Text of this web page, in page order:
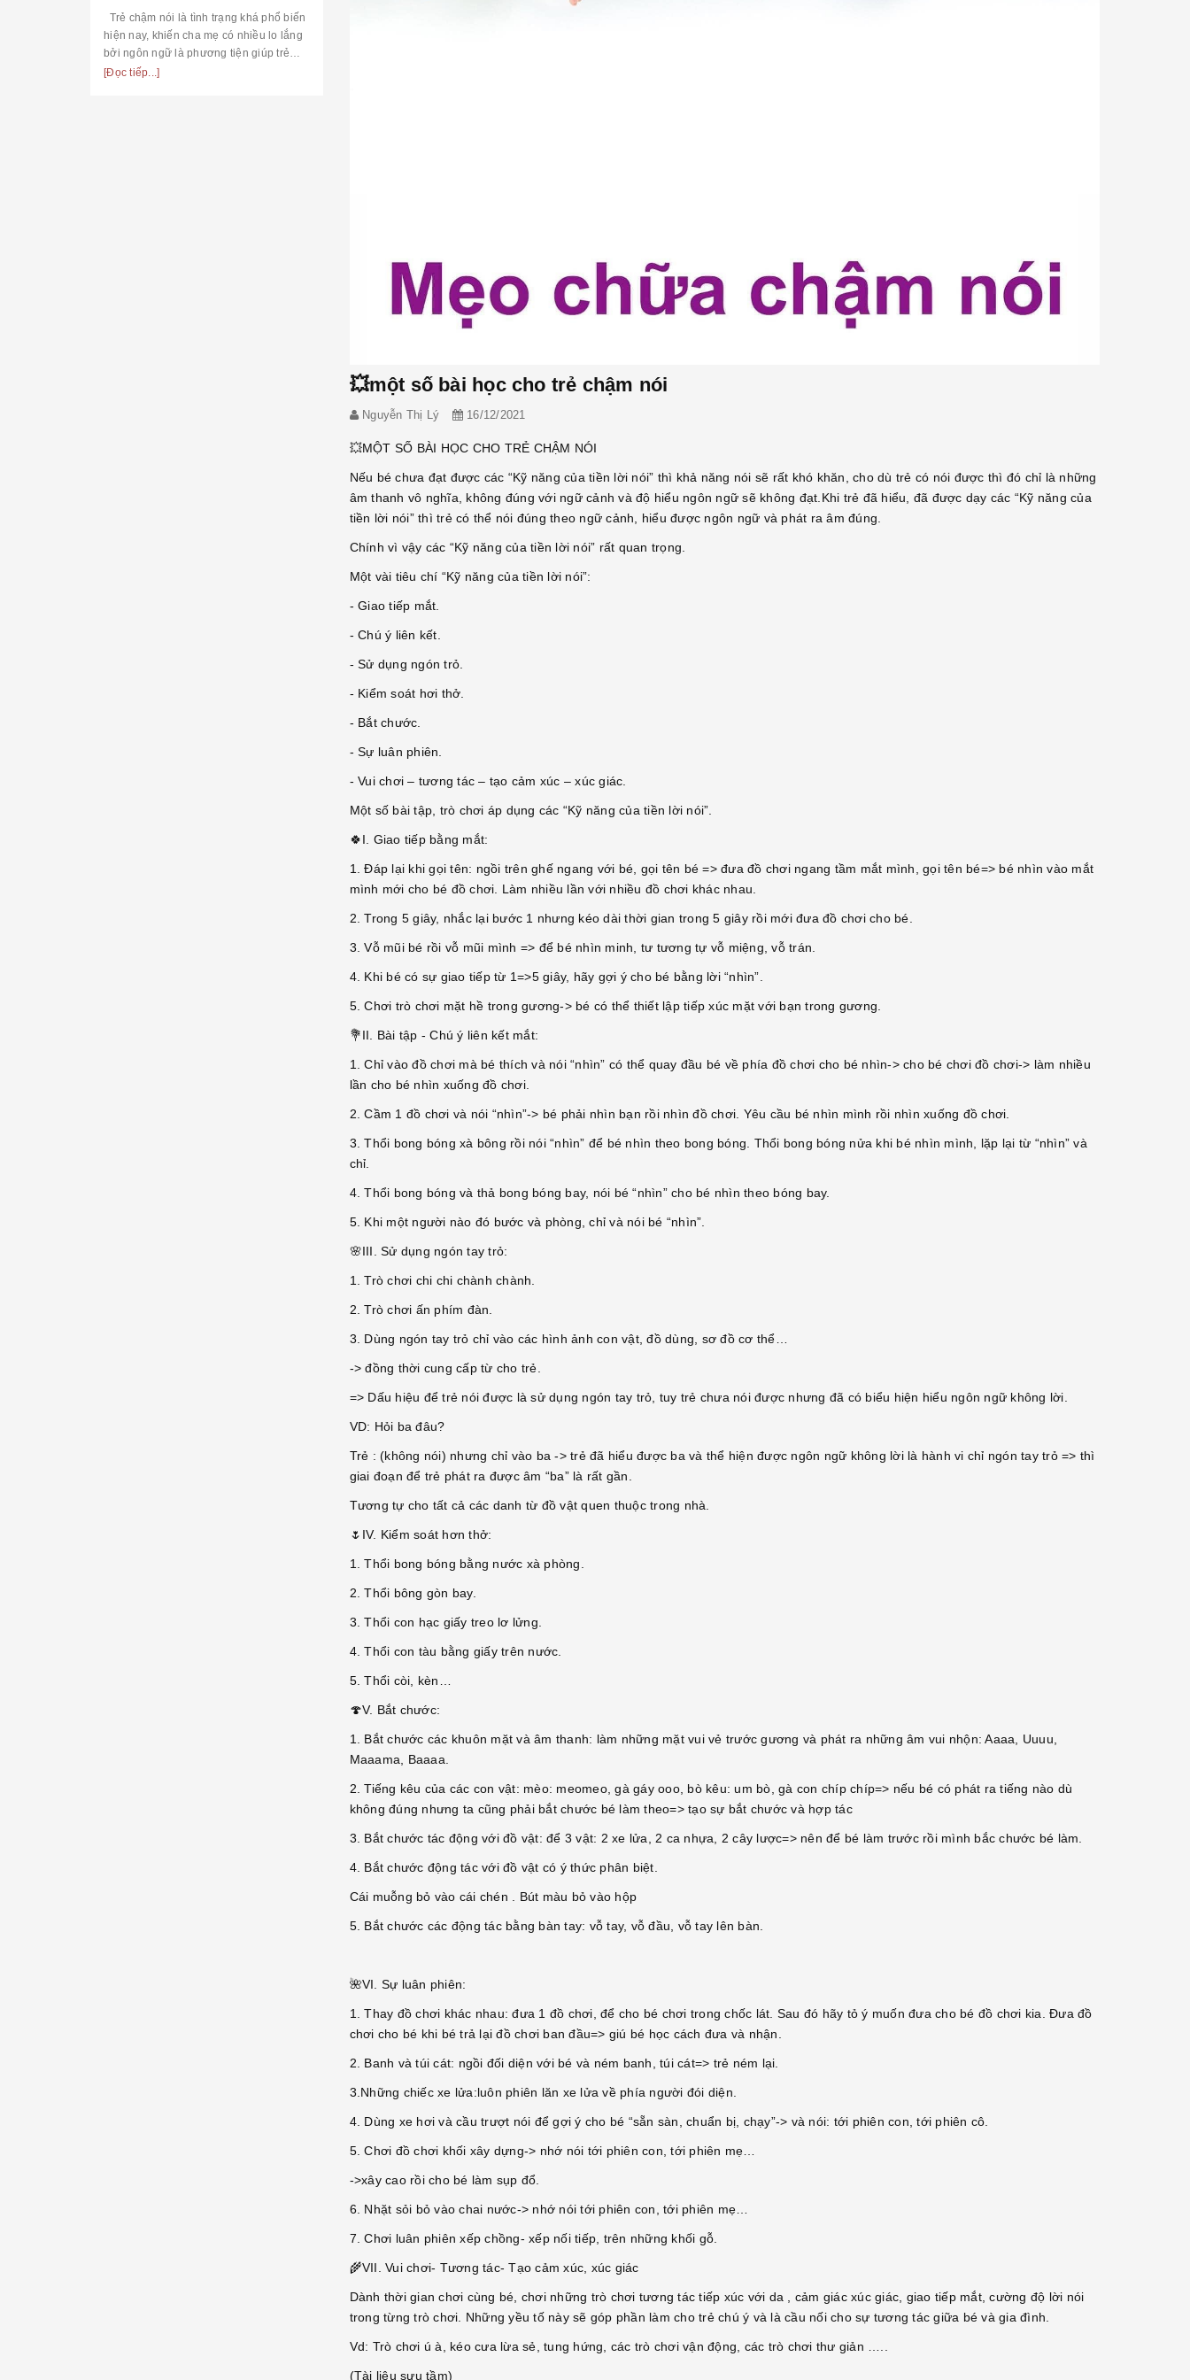
💥một số bài học cho trẻ chậm nói
Nguyễn Thị Lý 16/12/2021
💥MỘT SỐ BÀI HỌC CHO TRẺ CHẬM NÓI
Nếu bé chưa đạt được các “Kỹ năng của tiền lời nói” thì khả năng nói sẽ rất khó khăn, cho dù trẻ có nói được thì đó chỉ là những
âm thanh vô nghĩa, không đúng với ngữ cảnh và độ hiểu ngôn ngữ sẽ không đạt.Khi trẻ đã hiểu, đã được dạy các “Kỹ năng của
tiền lời nói” thì trẻ có thể nói đúng theo ngữ cảnh, hiểu được ngôn ngữ và phát ra âm đúng.
Chính vì vậy các “Kỹ năng của tiền lời nói” rất quan trọng.
Một vài tiêu chí “Kỹ năng của tiền lời nói”:
- Giao tiếp mắt.
- Chú ý liên kết.
- Sử dụng ngón trỏ.
- Kiểm soát hơi thở.
- Bắt chước.
- Sự luân phiên.
- Vui chơi – tương tác – tạo cảm xúc – xúc giác.
Một số bài tập, trò chơi áp dụng các “Kỹ năng của tiền lời nói”.
🍀I. Giao tiếp bằng mắt:
1. Đáp lại khi gọi tên: ngồi trên ghế ngang với bé, gọi tên bé => đưa đồ chơi ngang tầm mắt mình, gọi tên bé=> bé nhìn vào mắt
mình mới cho bé đồ chơi. Làm nhiều lần với nhiều đồ chơi khác nhau.
2. Trong 5 giây, nhắc lại bước 1 nhưng kéo dài thời gian trong 5 giây rồi mới đưa đồ chơi cho bé.
3. Vỗ mũi bé rồi vỗ mũi mình => để bé nhìn minh, tư tương tự vỗ miệng, vỗ trán.
4. Khi bé có sự giao tiếp từ 1=>5 giây, hãy gợi ý cho bé bằng lời “nhìn”.
5. Chơi trò chơi mặt hề trong gương-> bé có thể thiết lập tiếp xúc mặt với bạn trong gương.
💐II. Bài tập - Chú ý liên kết mắt:
1. Chỉ vào đồ chơi mà bé thích và nói “nhìn” có thể quay đầu bé về phía đồ chơi cho bé nhìn-> cho bé chơi đồ chơi-> làm nhiều
lần cho bé nhìn xuống đồ chơi.
2. Cầm 1 đồ chơi và nói “nhìn”-> bé phải nhìn bạn rồi nhìn đồ chơi. Yêu cầu bé nhìn mình rồi nhìn xuống đồ chơi.
3. Thổi bong bóng xà bông rồi nói “nhìn” để bé nhìn theo bong bóng. Thổi bong bóng nửa khi bé nhìn mình, lặp lại từ “nhìn” và
chỉ.
4. Thổi bong bóng và thả bong bóng bay, nói bé “nhìn” cho bé nhìn theo bóng bay.
5. Khi một người nào đó bước và phòng, chỉ và nói bé “nhìn”.
🌸III. Sử dụng ngón tay trỏ:
1. Trò chơi chi chi chành chành.
2. Trò chơi ấn phím đàn.
3. Dùng ngón tay trỏ chỉ vào các hình ảnh con vật, đồ dùng, sơ đồ cơ thể…
-> đồng thời cung cấp từ cho trẻ.
=> Dấu hiệu để trẻ nói được là sử dụng ngón tay trỏ, tuy trẻ chưa nói được nhưng đã có biểu hiện hiểu ngôn ngữ không lời.
VD: Hỏi ba đâu?
Trẻ : (không nói) nhưng chỉ vào ba -> trẻ đã hiểu được ba và thể hiện được ngôn ngữ không lời là hành vi chỉ ngón tay trỏ => thì
giai đoạn để trẻ phát ra được âm “ba” là rất gần.
Tương tự cho tất cả các danh từ đồ vật quen thuộc trong nhà.
🌷IV. Kiểm soát hơn thở:
1. Thổi bong bóng bằng nước xà phòng.
2. Thổi bông gòn bay.
3. Thổi con hạc giấy treo lơ lửng.
4. Thổi con tàu bằng giấy trên nước.
5. Thổi còi, kèn…
🍄V. Bắt chước:
1. Bắt chước các khuôn mặt và âm thanh: làm những mặt vui vẻ trước gương và phát ra những âm vui nhộn: Aaaa, Uuuu,
Maaama, Baaaa.
2. Tiếng kêu của các con vật: mèo: meomeo, gà gáy ooo, bò kêu: um bò, gà con chíp chíp=> nếu bé có phát ra tiếng nào dù
không đúng nhưng ta cũng phải bắt chước bé làm theo=> tạo sự bắt chước và hợp tác
3. Bắt chước tác động với đồ vật: để 3 vật: 2 xe lửa, 2 ca nhựa, 2 cây lược=> nên để bé làm trước rồi mình bắc chước bé làm.
4. Bắt chước động tác với đồ vật có ý thức phân biệt.
Cái muỗng bỏ vào cái chén . Bút màu bỏ vào hộp
5. Bắt chước các động tác bằng bàn tay: vỗ tay, vỗ đầu, vỗ tay lên bàn.
🌺VI. Sự luân phiên:
1. Thay đồ chơi khác nhau: đưa 1 đồ chơi, để cho bé chơi trong chốc lát. Sau đó hãy tỏ ý muốn đưa cho bé đồ chơi kia. Đưa đồ
chơi cho bé khi bé trả lại đồ chơi ban đầu=> giú bé học cách đưa và nhận.
2. Banh và túi cát: ngồi đối diện với bé và ném banh, túi cát=> trẻ ném lại.
3.Những chiếc xe lửa:luôn phiên lăn xe lửa về phía người đói diện.
4. Dùng xe hơi và cầu trượt nói để gợi ý cho bé “sẵn sàn, chuẩn bị, chạy”-> và nói: tới phiên con, tới phiên cô.
5. Chơi đồ chơi khối xây dựng-> nhớ nói tới phiên con, tới phiên mẹ…
->xây cao rồi cho bé làm sụp đổ.
6. Nhặt sỏi bỏ vào chai nước-> nhớ nói tới phiên con, tới phiên mẹ…
7. Chơi luân phiên xếp chồng- xếp nối tiếp, trên những khối gỗ.
🌾VII. Vui chơi- Tương tác- Tạo cảm xúc, xúc giác
Dành thời gian chơi cùng bé, chơi những trò chơi tương tác tiếp xúc với da , cảm giác xúc giác, giao tiếp mắt, cường độ lời nói
trong từng trò chơi. Những yều tố này sẽ góp phần làm cho trẻ chú ý và là cầu nối cho sự tương tác giữa bé và gia đình.
Vd: Trò chơi ú à, kéo cưa lừa sẻ, tung hứng, các trò chơi vận động, các trò chơi thư giản …..
(Tài liệu sưu tầm)
Trẻ chậm nói là tình trạng khá phổ biến
hiện nay, khiến cha mẹ có nhiều lo lắng
bởi ngôn ngữ là phương tiện giúp trẻ
giao tiếp, biểu đạt nhu cầu, cảm xúc của
[Đọc tiếp...]